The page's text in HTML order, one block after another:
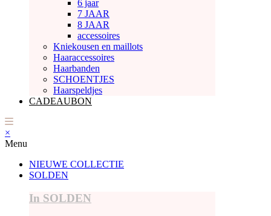
6 jaar
7 JAAR
8 JAAR
accessoires
Kniekousen en maillots
Haaraccessoires
Haarbanden
SCHOENTJES
Haarspeldjes
CADEAUBON
×
Menu
NIEUWE COLLECTIE
SOLDEN
In SOLDEN